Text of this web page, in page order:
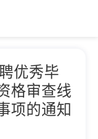
优秀毕
格审查线
项的通知